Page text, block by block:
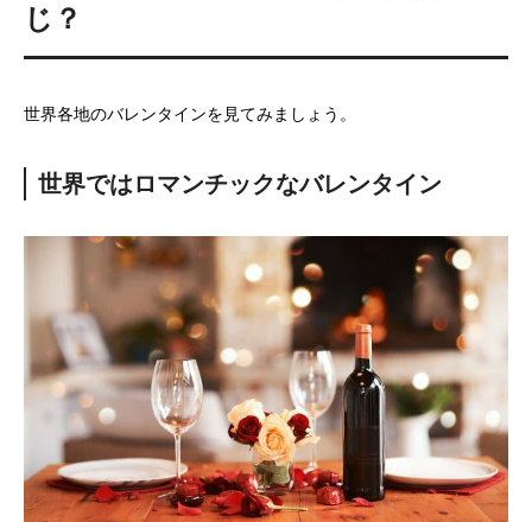
じ？
世界各地のバレンタインを見てみましょう。
世界ではロマンチックなバレンタイン